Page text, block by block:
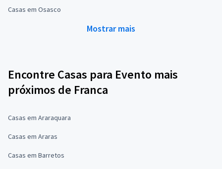
Casas em Osasco
Mostrar mais
Encontre Casas para Evento mais
próximos de Franca
Casas em Araraquara
Casas em Araras
Casas em Barretos